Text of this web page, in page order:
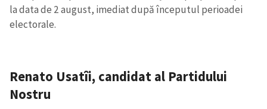
la data de 2 august, imediat după începutul perioadei
electorale.
Renato Usatîi, candidat al Partidului
Nostru